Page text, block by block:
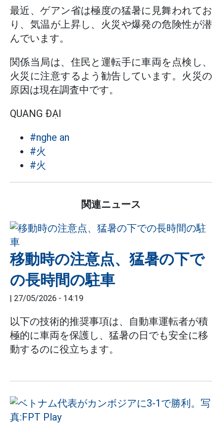
最近、ゲアン省は極度の猛暑に見舞われてお
り、気温が上昇し、火災や爆発の危険性が潜
んでいます。
関係当局は、住民と運転手に車両を点検し、
火災に注意するよう勧告しています。火災の
原因は現在調査中です。
QUANG ĐẠI
#nghe an
#火
#火
関連ニュース
移動時の注意点、猛暑の下で
の長時間の駐車
| 27/05/2026 - 14:19
以下の技術的推奨事項は、自動車運転者が積
極的に車両を保護し、猛暑の日でも安全に移
動するのに役立ちます。